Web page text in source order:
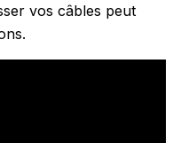
vos câbles peut